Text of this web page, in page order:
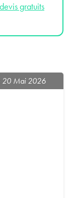
gratuits
20 Mai 2026